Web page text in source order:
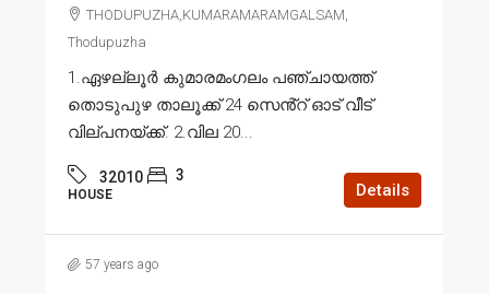
THODUPUZHA,KUMARAMARAMGALSAM,
Thodupuzha
1.ഏഴല്ലൂർ കുമാരമംഗലം പഞ്ചായത്ത്
തൊടുപുഴ താലൂക്ക് 24 സെൻ്റ് ഓട് വീട്
വില്പനയ്ക്ക്. 2.വില 20...
32010 3
HOUSE Details
57 years ago